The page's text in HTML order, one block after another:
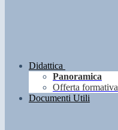
Didattica
Panoramica
Offerta formativa
Documenti Utili